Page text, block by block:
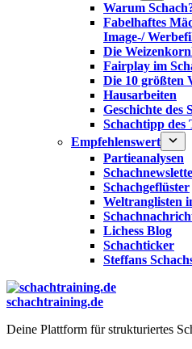
Warum
Fabelhaftes
Image-/
Die
Fairplay im
Die 10 größten
Hausarbeiten
Geschichte des
Schachtipp des
Empfehlenswert
Partieanalysen
Schachgeflüster
Weltranglisten
Lichess Blog
Schachticker
Steffans
schachtraining.de
Deine Plattform für strukturiertes